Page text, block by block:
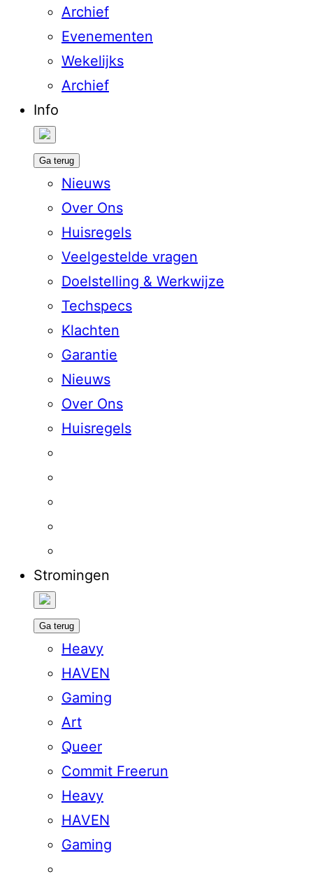
Archief
Evenementen
Wekelijks
Archief
Info
Ga terug
Nieuws
Over Ons
Huisregels
Veelgestelde vragen
Doelstelling & Werkwijze
Techspecs
Klachten
Garantie
Nieuws
Over Ons
Huisregels
Stromingen
Ga terug
Heavy
HAVEN
Gaming
Art
Queer
Commit Freerun
Heavy
HAVEN
Gaming